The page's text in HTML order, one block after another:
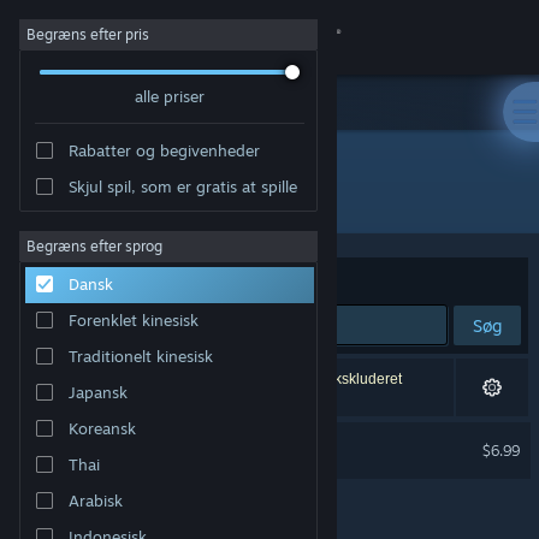
Log på
Om
Support
Skift sprog
Hent Steam-mobilappen
Vis desktop-webside
Begræns efter pris
alle priser
Rabatter og begivenheder
Skjul spil, som er gratis at spille
Begræns efter sprog
Dansk
Forenklet kinesisk
Traditionelt kinesisk
Japansk
Koreansk
Thai
Arabisk
Udgiver: Dream Mirror
Sorter efter Relevans
Søg
1 resultat matcher din søgning. 1 titel er blevet ekskluderet
baseret på dine præferencer.
$6.99